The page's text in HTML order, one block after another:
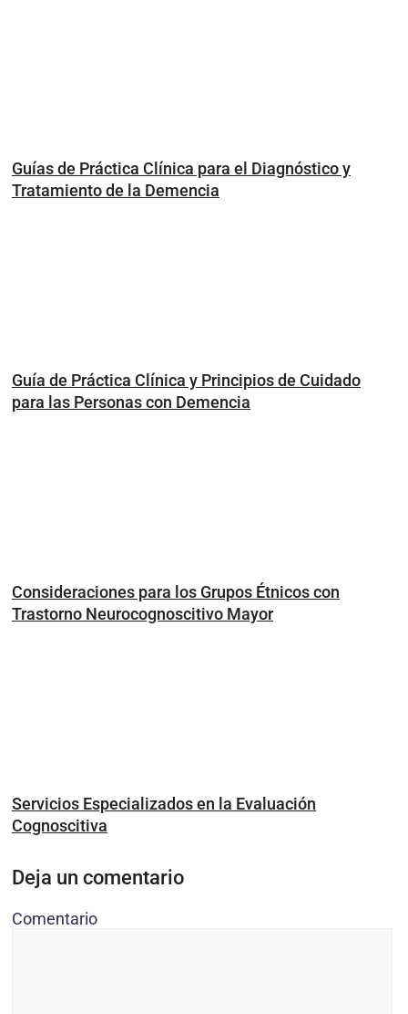
Guías de Práctica Clínica para el Diagnóstico y
Tratamiento de la Demencia
Guía de Práctica Clínica y Principios de Cuidado
para las Personas con Demencia
Consideraciones para los Grupos Étnicos con
Trastorno Neurocognoscitivo Mayor
Servicios Especializados en la Evaluación
Cognoscitiva
Deja un comentario
Comentario